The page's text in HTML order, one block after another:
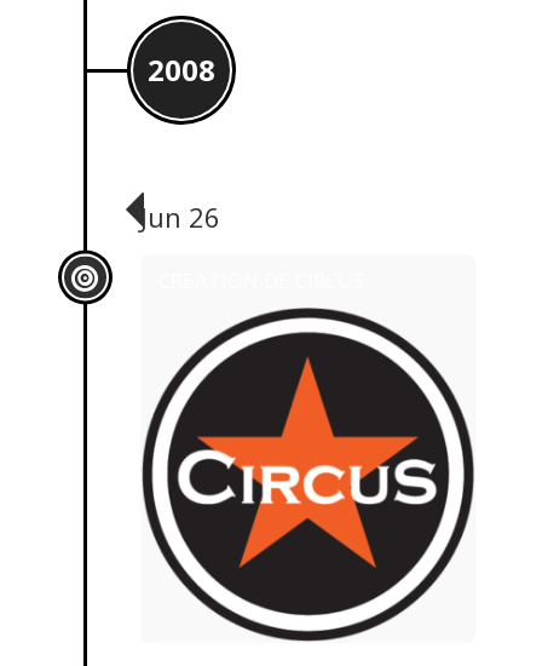
2008
Jun 26